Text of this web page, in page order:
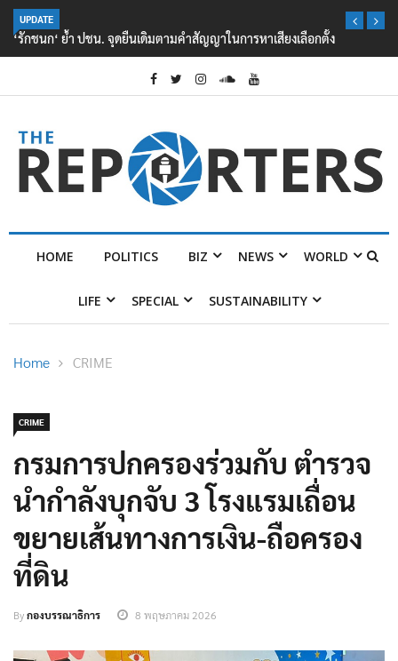
UPDATE
‘รักชนก‘ ย้ำ ปชน. จุดยืนเดิมตามคำสัญญาในการหาเสียงเลือกตั้ง
HOME POLITICS BIZ NEWS WORLD
LIFE SPECIAL SUSTAINABILITY
Home CRIME
CRIME
กรมการปกครองร่วมกับ ตำรวจ
นำกำลังบุกจับ 3 โรงแรมเถื่อน
ขยายเส้นทางการเงิน-ถือครอง
ที่ดิน
Byกองบรรณาธิการ 8 พฤษภาคม 2026